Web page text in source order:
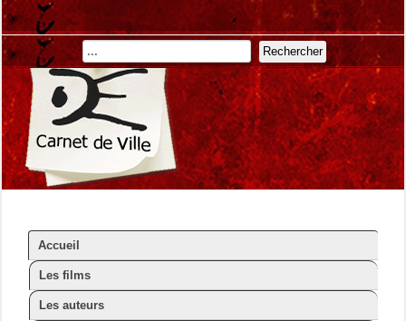
Rechercher
Accueil
Les films
Les auteurs